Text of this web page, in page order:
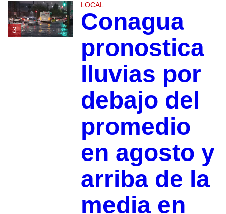
3
LOCAL
Conagua
pronostica
lluvias por
debajo del
promedio
en agosto y
arriba de la
media en